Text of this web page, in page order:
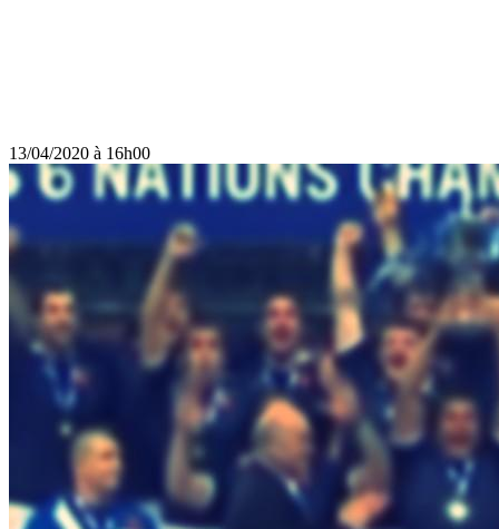
13/04/2020 à 16h00